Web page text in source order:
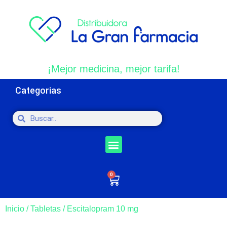
¡Mejor medicina, mejor tarifa!
Categorias
0
Inicio /Tabletas / Escitalopram 10 mg